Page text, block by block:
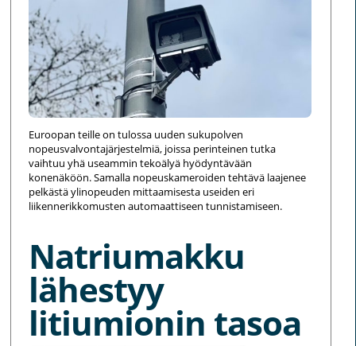
Euroopan teille on tulossa uuden sukupolven
nopeusvalvontajärjestelmiä, joissa perinteinen tutka
vaihtuu yhä useammin tekoälyä hyödyntävään
konenäköön. Samalla nopeuskameroiden tehtävä laajenee
pelkästä ylinopeuden mittaamisesta useiden eri
liikennerikkomusten automaattiseen tunnistamiseen.
Natriumakku
lähestyy
litiumionin tasoa